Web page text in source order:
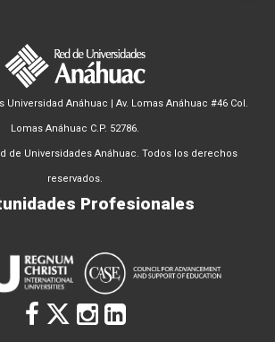
Universidad Anáhuac | Av. Lomas Anáhuac #46 Col.
Lomas Anáhuac C.P. 52786.
de Universidades Anáhuac. Todos los derechos
reservados.
Profesionales